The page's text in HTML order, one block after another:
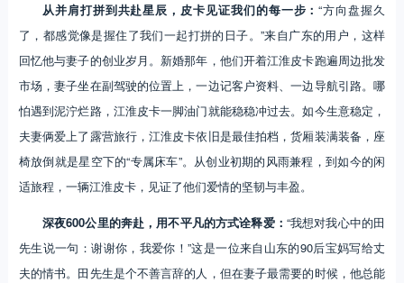
从并肩打拼到共赴星辰，皮卡见证我们的每一步：“方向盘握久
了，都感觉像是握住了我们一起打拼的日子。”来自广东的用户，这样
回忆他与妻子的创业岁月。新婚那年，他们开着江淮皮卡跑遍周边批发
市场，妻子坐在副驾驶的位置上，一边记客户资料、一边导航引路。哪
怕遇到泥泞烂路，江淮皮卡一脚油门就能稳稳冲过去。如今生意稳定，
夫妻俩爱上了露营旅行，江淮皮卡依旧是最佳拍档，货厢装满装备，座
椅放倒就是星空下的“专属床车”。从创业初期的风雨兼程，到如今的闲
适旅程，一辆江淮皮卡，见证了他们爱情的坚韧与丰盈。
深夜600公里的奔赴，用不平凡的方式诠释爱： “我想对我心中的田
先生说一句：谢谢你，我爱你！”这是一位来自山东的90后宝妈写给丈
夫的情书。田先生是个不善言辞的人，但在妻子最需要的时候，他总能